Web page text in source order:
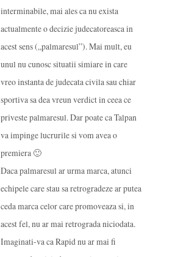
interminabile, mai ales ca nu exista
actualmente o decizie judecatoreasca in
acest sens („palmaresul”). Mai mult, eu
unul nu cunosc situatii simiare in care
vreo instanta de judecata civila sau chiar
sportiva sa dea vreun verdict in ceea ce
priveste palmaresul. Dar poate ca Talpan
va impinge lucrurile si vom avea o
premiera 🙂
Daca palmaresul ar urma marca, atunci
echipele care stau sa retrogradeze ar putea
ceda marca celor care promoveaza si, in
acest fel, nu ar mai retrograda niciodata.
Imaginati-va ca Rapid nu ar mai fi